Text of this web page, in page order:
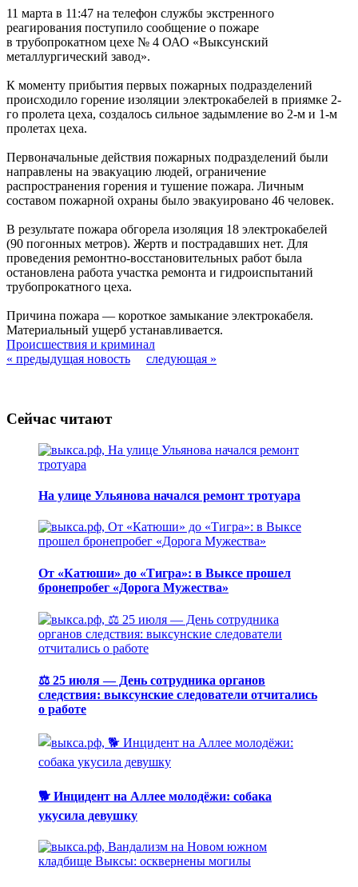
11 марта в 11:47 на телефон службы экстренного
реагирования поступило сообщение о пожаре
в трубопрокатном цехе № 4 ОАО «Выксунский
металлургический завод».
К моменту прибытия первых пожарных подразделений
происходило горение изоляции электрокабелей в приямке 2-
го пролета цеха, создалось сильное задымление во 2-м и 1-м
пролетах цеха.
Первоначальные действия пожарных подразделений были
направлены на эвакуацию людей, ограничение
распространения горения и тушение пожара. Личным
составом пожарной охраны было эвакуировано 46 человек.
В результате пожара обгорела изоляция 18 электрокабелей
(90 погонных метров). Жертв и пострадавших нет. Для
проведения ремонтно-восстановительных работ была
остановлена работа участка ремонта и гидроиспытаний
трубопрокатного цеха.
Причина пожара — короткое замыкание электрокабеля.
Материальный ущерб устанавливается.
Происшествия и криминал
« предыдущая новость
следующая »
Сейчас читают
На улице Ульянова начался ремонт тротуара
От «Катюши» до «Тигра»: в Выксе прошел
бронепробег «Дорога Мужества»
⚖️ 25 июля — День сотрудника органов
следствия: выксунские следователи отчитались
о работе
🐕 Инцидент на Аллее молодёжи: собака
укусила девушку